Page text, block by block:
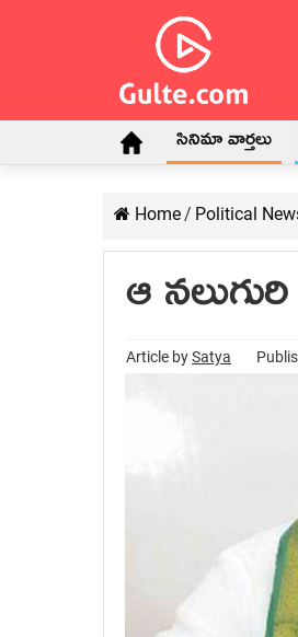
సినిమా వార్తలు
Home/ Political
ఆ
Article bySatya